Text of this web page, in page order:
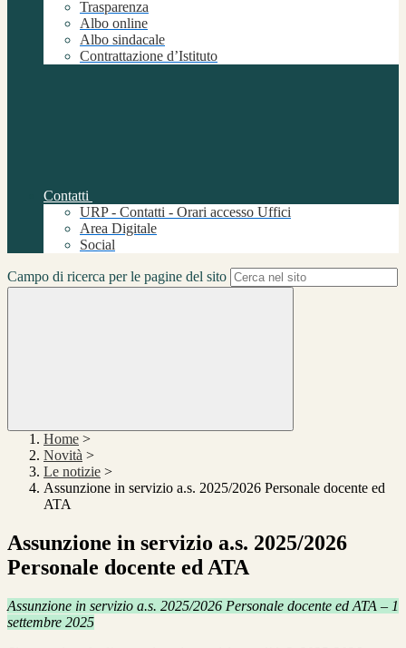
Trasparenza
Albo online
Albo sindacale
Contrattazione d’Istituto
Contatti
URP - Contatti - Orari accesso Uffici
Area Digitale
Social
Campo di ricerca per le pagine del sito
Home >
Novità >
Le notizie >
Assunzione in servizio a.s. 2025/2026 Personale docente ed
ATA
Assunzione in servizio a.s. 2025/2026
Personale docente ed ATA
Assunzione in servizio a.s. 2025/2026 Personale docente ed ATA – 1
settembre 2025